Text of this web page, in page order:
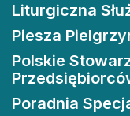
Liturgiczna
Piesza
Polskie
Poradnia